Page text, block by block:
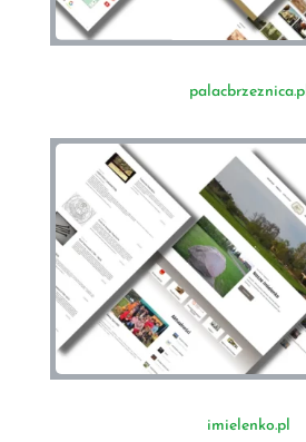
palacbrzeznica.pl
imielenko.pl